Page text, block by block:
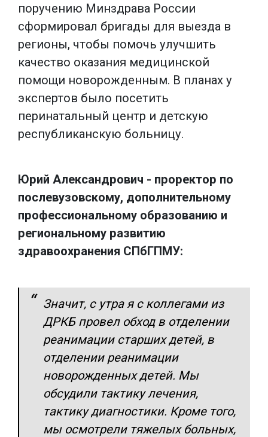
поручению Минздрава России
сформировал бригады для выезда в
регионы, чтобы помочь улучшить
качество оказания медицинской
помощи новорожденным. В планах у
экспертов было посетить
перинатальный центр и детскую
республиканскую больницу.
Юрий Александрович - проректор по
послевузовскому, дополнительному
профессиональному образованию и
региональному развитию
здравоохранения СПбГПМУ:
Значит, с утра я с коллегами из
ДРКБ провел обход в отделении
реанимации старших детей, в
отделении реанимации
новорожденных детей. Мы
обсудили тактику лечения,
тактику диагностики. Кроме того,
мы осмотрели тяжелых больных,